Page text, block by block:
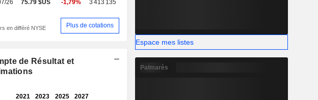
26 75.79 $US -1,79% 3 413 135
en différé NYSE Plus de cotations
de Résultat et
Espace mes listes
Palmarès